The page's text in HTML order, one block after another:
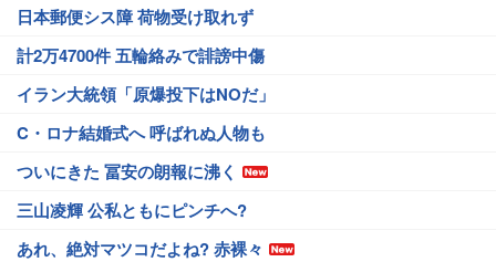
日本郵便シス障 荷物受け取れず
計2万4700件 五輪絡みで誹謗中傷
イラン大統領「原爆投下はNOだ」
C・ロナ結婚式へ 呼ばれぬ人物も
ついにきた 冨安の朗報に沸く
三山凌輝 公私ともにピンチへ?
あれ、絶対マツコだよね? 赤裸々